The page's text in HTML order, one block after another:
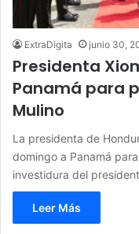
ExtraDigita junio 30,
Presidenta
Panamá para
Mulino
La presidenta de
domingo a Panamá
investidura del
Leer Más